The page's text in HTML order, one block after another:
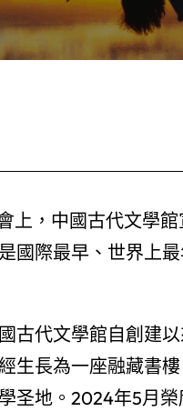
上，中國古代文學
國際最早、世界上
古代文學館自創建
生長為一座融藏書
圣地。2024年5月榮